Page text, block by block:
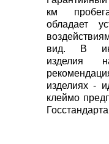
км
обладает
вид. В
изделия
изделиях -
клеймо